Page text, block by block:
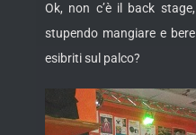
Ok, non c’è il back
stupendo mangiare e
esibriti sul palco?